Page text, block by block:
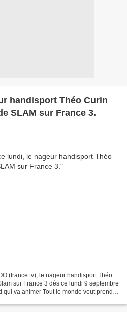
handisport Théo Curin
SLAM sur France 3.
(france.tv), le nageur handisport Théo
sur France 3 dès ce lundi 9 septembre
qui va animer Tout le monde veut prendre